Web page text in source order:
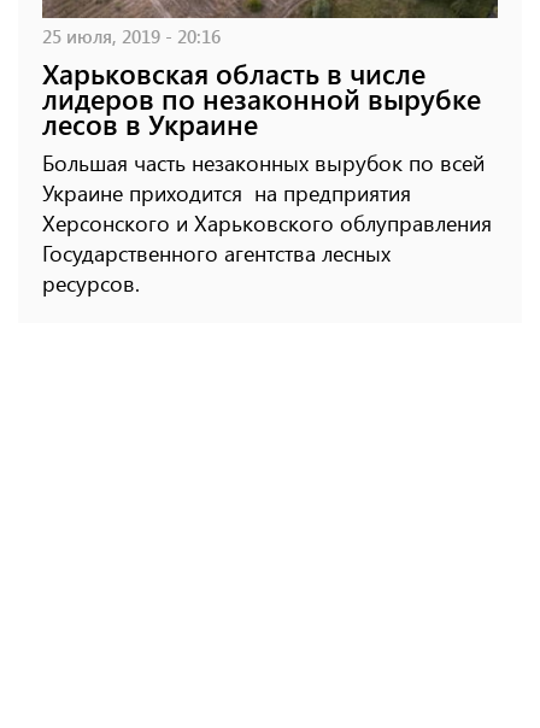
25 июля, 2019 - 20:16
Харьковская область в числе
лидеров по незаконной вырубке
лесов в Украине
Большая часть незаконных вырубок по всей
Украине приходится на предприятия
Херсонского и Харьковского облуправления
Государственного агентства лесных
ресурсов.